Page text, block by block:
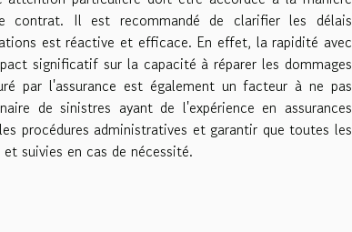
Il est recommandé de clarifier les délais
est réactive et efficace. En effet, la rapidité avec
significatif sur la capacité à réparer les dommages
par l'assurance est également un facteur à ne pas
de sinistres ayant de l'expérience en assurances
procédures administratives et garantir que toutes les
suivies en cas de nécessité.